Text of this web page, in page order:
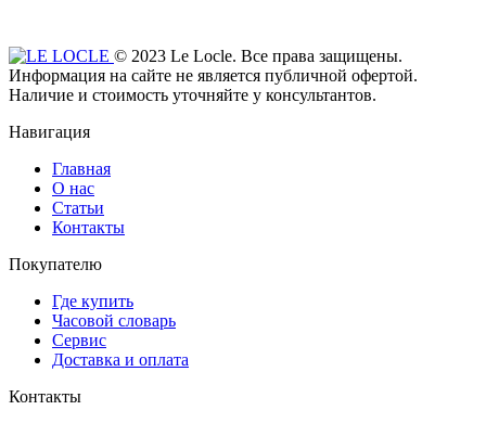
© 2023 Le Locle. Все права защищены.
Информация на сайте не является публичной офертой.
Наличие и стоимость уточняйте у консультантов.
Навигация
Главная
О нас
Статьи
Контакты
Покупателю
Где купить
Часовой словарь
Сервис
Доставка и оплата
Контакты